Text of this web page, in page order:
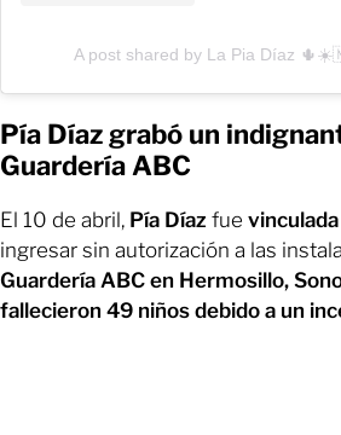
A post shared by La Pia Díaz
Pía Díaz grabó un
Guardería ABC
El 10 de abril, Pía Díaz fue
ingresar sin autorización a las
Guardería ABC en Hermosillo,
fallecieron 49 niños debido a un